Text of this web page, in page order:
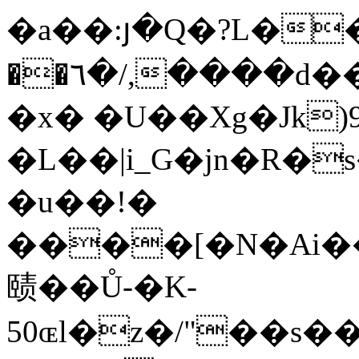
�a��:յ�Q�?L��
��٦�/,����d����a��C��f����2Ԗ�/
�x�
�u��!�
赜��Ů-�K-
50ɶl�z�/"